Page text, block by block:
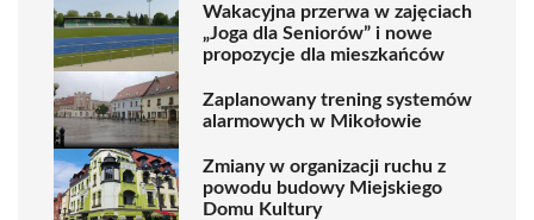
Wakacyjna przerwa w zajęciach
„Joga dla Seniorów” i nowe
propozycje dla mieszkańców
Zaplanowany trening systemów
alarmowych w Mikołowie
Zmiany w organizacji ruchu z
powodu budowy Miejskiego
Domu Kultury